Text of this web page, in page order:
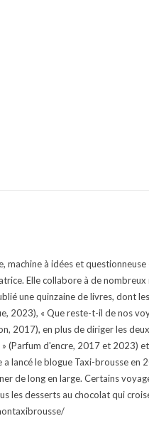
machine à idées et
Elle collabore à de
une quinzaine de livres, dont
2023), « Que reste-t-il de nos
2017), en plus de diriger les
(Parfum d'encre, 2017 et 2023)
lancé le blogue Taxi-brousse en
de long en large. Certains
les desserts au chocolat qui